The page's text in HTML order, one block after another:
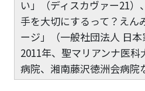
い」（ディスカヴァー21）
手を大切にするって？えん
ージ」（一般社団法人 日本
2011年、聖マリアンナ医
病院、湘南藤沢徳洲会病院